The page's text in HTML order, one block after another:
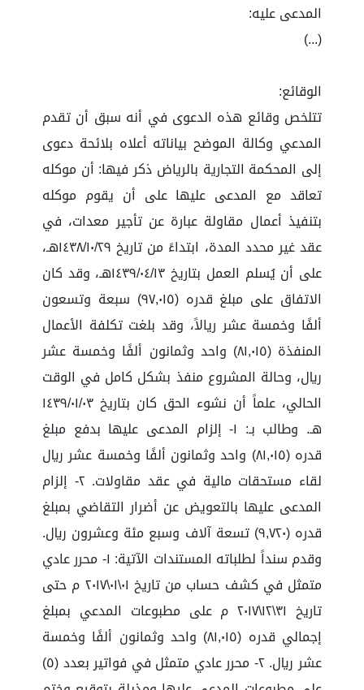
المدعى عليه:
(...)
الوقائع:
تتلخص وقائع هذه الدعوى في أنه سبق أن تقدم
المدعي وكالة الموضح بياناته أعلاه بلائحة دعوى
إلى المحكمة التجارية بالرياض ذكر فيها: أن موكله
تعاقد مع المدعى عليها على أن يقوم موكله
بتنفيذ أعمال مقاولة عبارة عن تأجير معدات، في
عقد غير محدد المدة، ابتداءً من تاريخ ١٤٣٨/١٠/٢٩هـ،
على أن يُسلم العمل بتاريخ ١٤٣٩/٠٤/١٣هـ، وقد كان
الاتفاق على مبلغ قدره (٩٧,٠١٥) سبعة وتسعون
ألفًا وخمسة عشر ريالاً، وقد بلغت تكلفة الأعمال
المنفذة (٨١,٠١٥) واحد وثمانون ألفًا وخمسة عشر
ريال، وحالة المشروع منفذ بشكل كامل في الوقت
الحالي، علماً أن نشوء الحق كان بتاريخ ١٤٣٩/٠١/٠٣
هـ. وطالب بـ: ١- إلزام المدعى عليها بدفع مبلغ
قدره (٨١,٠١٥) واحد وثمانون ألفًا وخمسة عشر ريال
لقاء مستحقات مالية في عقد مقاولات. ٢- إلزام
المدعى عليها بالتعويض عن أضرار التقاضي بمبلغ
قدره (٩,٧٢٠) تسعة آلاف وسبع مئة وعشرون ريال.
وقدم سنداً لطلباته المستندات الآتية: ١- محرر عادي
متمثل في كشف حساب من تاريخ ٠١\٠١\٢٠١٧ م حتى
تاريخ ٣١\١٢\٢٠١٧ م على مطبوعات المدعي بمبلغ
إجمالي قدره (٨١,٠١٥) واحد وثمانون ألفًا وخمسة
عشر ريال. ٢- محرر عادي متمثل في فواتير بعدد (٥)